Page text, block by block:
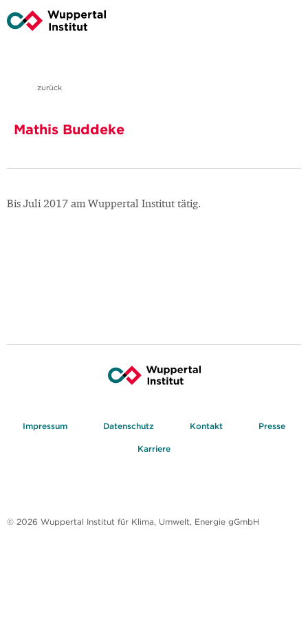
zurück
Mathis Buddeke
Bis Juli 2017 am Wuppertal Institut tätig.
Impressum Datenschutz Kontakt Presse
Karriere
© 2026 Wuppertal Institut für Klima, Umwelt, Energie gGmbH